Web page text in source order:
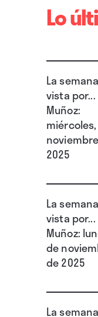
Lo
La semana
vista
Muñoz:
2025
La semana
vista
Muñoz:
de
de 2025
La semana